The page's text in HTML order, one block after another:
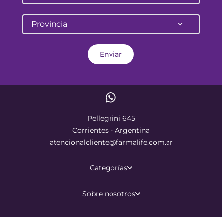
Provincia
Enviar
Pellegrini 645
Corrientes - Argentina
atencionalcliente@farmalife.com.ar
Categorías
Sobre nosotros